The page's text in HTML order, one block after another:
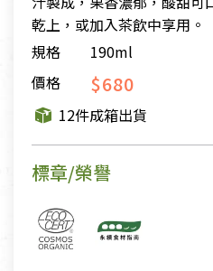
乾上，或加入茶飲中享用。
規格
190ml
價格
$680
12件成箱出貨
標章/榮譽